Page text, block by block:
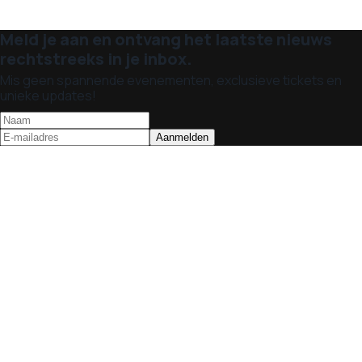
Meld je aan en ontvang het laatste nieuws
rechtstreeks in je inbox.
Mis geen spannende evenementen, exclusieve tickets en
unieke updates!